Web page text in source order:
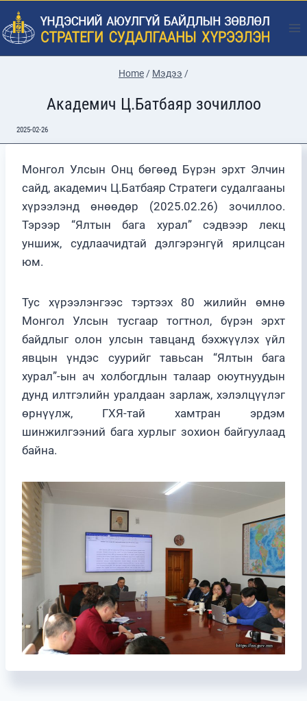
Skip
to
content
Home/ Мэдээ /
Академич Ц.Батбаяр зочиллоо
2025-02-26
Монгол Улсын Онц бөгөөд Бүрэн эрхт Элчин
сайд, академич Ц.Батбаяр Стратеги судалгааны
хүрээлэнд өнөөдөр (2025.02.26) зочиллоо.
Тэрээр “Ялтын бага хурал” сэдвээр лекц
уншиж, судлаачидтай дэлгэрэнгүй ярилцсан
юм.
Тус хүрээлэнгээс тэртээх 80 жилийн өмнө
Монгол Улсын тусгаар тогтнол, бүрэн эрхт
байдлыг олон улсын тавцанд бэхжүүлэх үйл
явцын үндэс суурийг тавьсан “Ялтын бага
хурал”-ын ач холбогдлын талаар оюутнуудын
дунд илтгэлийн уралдаан зарлаж, хэлэлцүүлэг
өрнүүлж, ГХЯ-тай хамтран эрдэм
шинжилгээний бага хурлыг зохион байгуулаад
байна.